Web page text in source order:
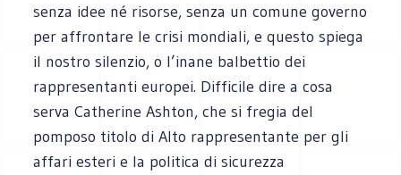
senza idee né risorse, senza un comune governo
per affrontare le crisi mondiali, e questo spiega
il nostro silenzio, o l’inane balbettio dei
rappresentanti europei. Difficile dire a cosa
serva Catherine Ashton, che si fregia del
pomposo titolo di Alto rappresentante per gli
affari esteri e la politica di sicurezza